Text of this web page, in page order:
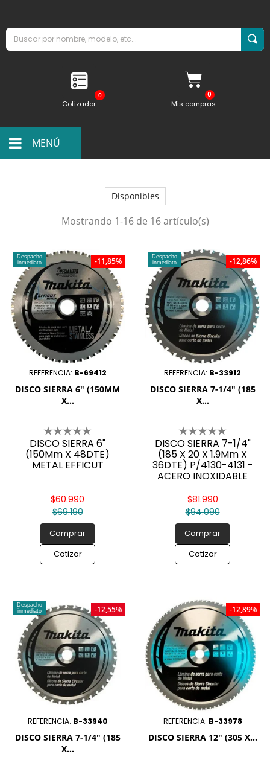
0
Cotizador Mis compras
MENÚ
Disponibles
Mostrando 1-16 de 16 artículo(s)
Despacho
inmediato
REFERENCIA: B-69412
DISCO SIERRA 6" (150MM
X...
DISCO SIERRA 6"
(150Mm X 48DTE)
METAL EFFICUT
$69.190
$60.990
Comprar
Cotizar
-11,85%
Despacho
inmediato
REFERENCIA: B-33912
DISCO SIERRA 7-1/4" (185
X...
DISCO SIERRA 7-1/4"
(185 X 20 X 1.9Mm X
36DTE) P/4130-4131 -
ACERO INOXIDABLE
$94.090
$81.990
Comprar
Cotizar
-12,86%
Despacho
inmediato
REFERENCIA: B-33940
DISCO SIERRA 7-1/4" (185
X...
-12,55%
REFERENCIA: B-33978
DISCO SIERRA 12" (305 X...
-12,89%